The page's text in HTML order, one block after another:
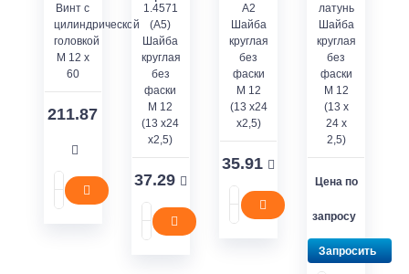
Винт с
цилиндрической
головкой
M 12 x
60
211.87
1.4571
(A5)
Шайба
круглая
без
фаски
M 12
(13 x24
x2,5)
37.29
A2
Шайба
круглая
без
фаски
M 12
(13 x24
x2,5)
35.91
латунь
Шайба
круглая
без
фаски
M 12
(13 x
24 x
2,5)
Цена по
запросу
Запросить